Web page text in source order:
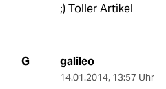
;) Toller Artikel
G galileo
14.01.2014, 13:57 Uhr